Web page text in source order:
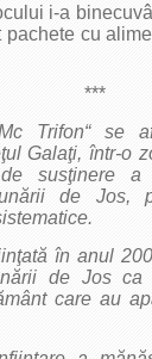
i-a
pachete cu
***
Trifon“ se
Galaţi, într-o
susţinere a
de Jos,
în anul
de Jos ca
care au